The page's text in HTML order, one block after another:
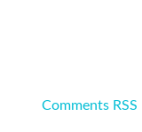
Comments RSS